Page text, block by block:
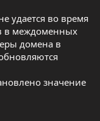
удается во время
в междоменных
домена в
значение